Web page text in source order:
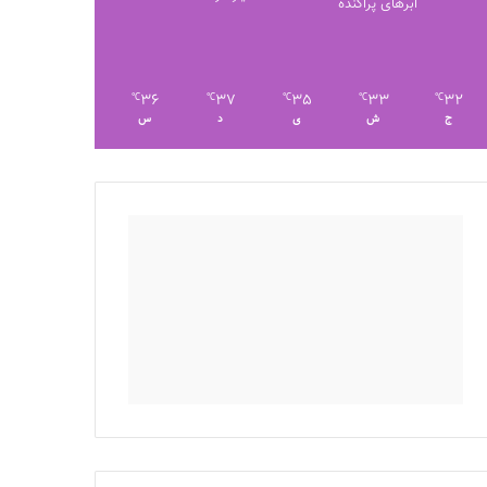
ابرهای پراکنده
32
℃
ج
33
℃
ش
35
℃
ی
37
℃
د
36
℃
س